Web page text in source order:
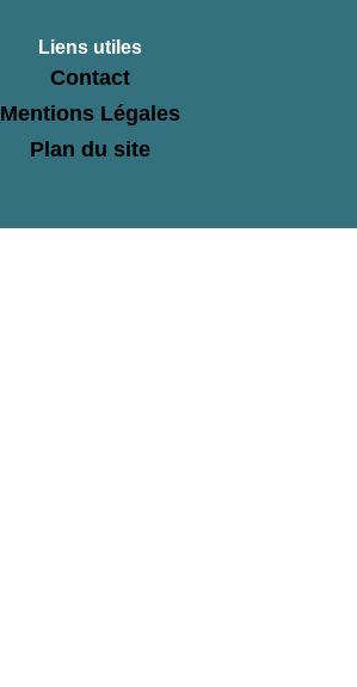
Liens utiles
Contact
Mentions Légales
Plan du site